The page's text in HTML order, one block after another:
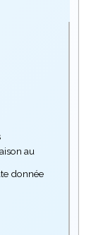
au
donnée